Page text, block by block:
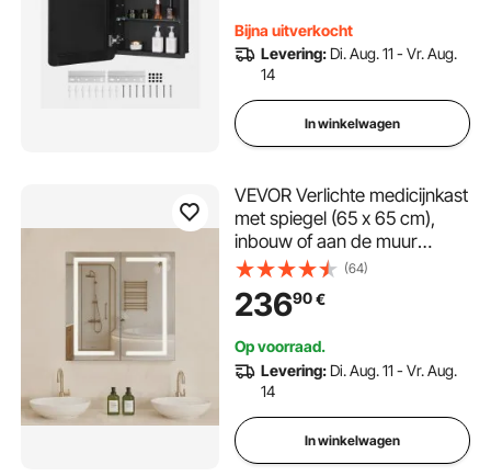
badkamerkast
Bijna uitverkocht
Levering: Di. Aug. 11 - Vr. Aug.
14
In winkelwagen
VEVOR Verlichte medicijnkast
met spiegel (65 x 65 cm),
inbouw of aan de muur
bevestigd, 3-kleuren
dimbare LED-badkamerkast
met HD-spiegel, verstelbare
ontwaseming
(64)
23690€
Op voorraad.
Levering: Di. Aug. 11 - Vr. Aug.
14
In winkelwagen